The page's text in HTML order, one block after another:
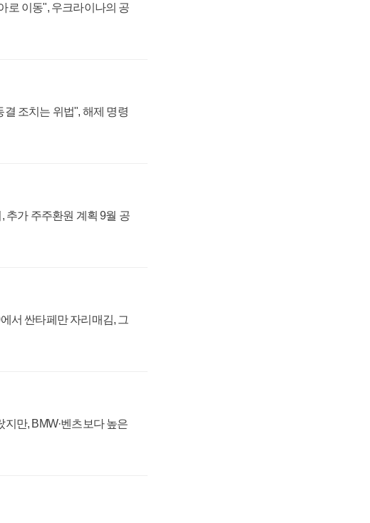
로 이동", 우크라이나의 공
조치는 위법", 해제 명령
추가 주주환원 계획 9월 공
서 싼타페만 자리매김, 그
만, BMW·벤츠보다 높은